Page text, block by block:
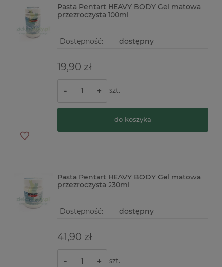
Pasta Pentart HEAVY BODY Gel matowa
przezroczysta 100ml
Dostępność: dostępny
19,90 zł
- + szt.
do koszyka
Pasta Pentart HEAVY BODY Gel matowa
przezroczysta 230ml
Dostępność: dostępny
41,90 zł
- + szt.